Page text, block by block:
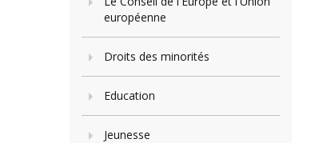
européenne
Droits des minorités
Education
Jeunesse